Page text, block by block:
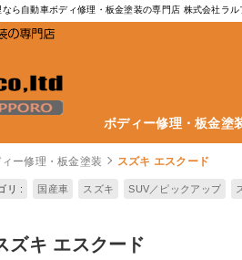
ら自動車ボディ修理・板金塗装の専門店 株式会社ラル
ボディー修理・板金塗
ー修理・板金塗装 スズキ エスクード
リ : 国産車 スズキ SUV／ピックアップ
ズキ エスクード